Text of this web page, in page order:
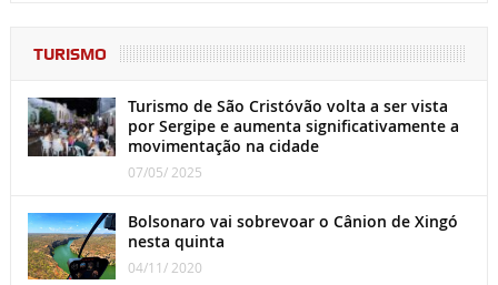
TURISMO
Turismo de São Cristóvão volta a ser vista
por Sergipe e aumenta significativamente a
movimentação na cidade
07/05/ 2025
Bolsonaro vai sobrevoar o Cânion de Xingó
nesta quinta
04/11/ 2020